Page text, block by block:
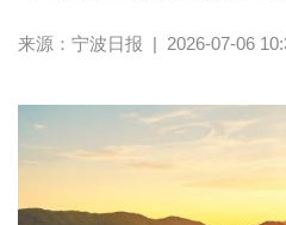
来源： 宁波日报 | 2026-07-06